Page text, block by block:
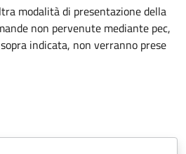
modalità di presentazione della
non pervenute mediante pec,
indicata, non verranno prese